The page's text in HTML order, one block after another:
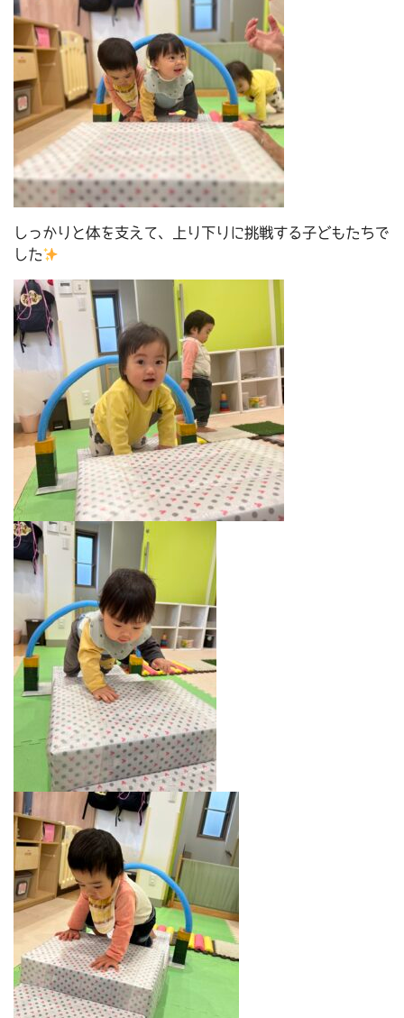
しっかりと体を支えて、上り下りに挑戦する子どもたちで
した